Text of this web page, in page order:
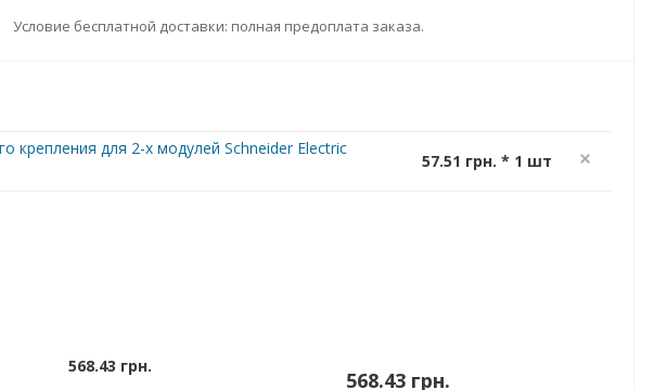
Условие бесплатной доставки: полная предоплата заказа.
крепления для 2-х модулей Schneider Electric
57.51 грн. * 1 шт
568.43 грн.
568.43 грн.